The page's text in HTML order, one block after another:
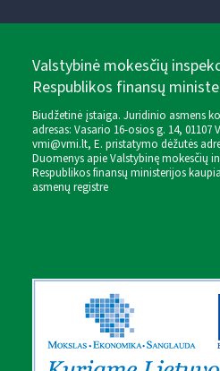
Valstybinė mokesčių
Respublikos finansų
Biudžetinė įstaiga. Juridinio asmens
adresas: Vasario 16-osios g. 14, 01107
vmi@vmi.lt, E. pristatymo dėžutės
Duomenys apie Valstybinę mokesčių
Respublikos finansų ministerijos
asmenų registre